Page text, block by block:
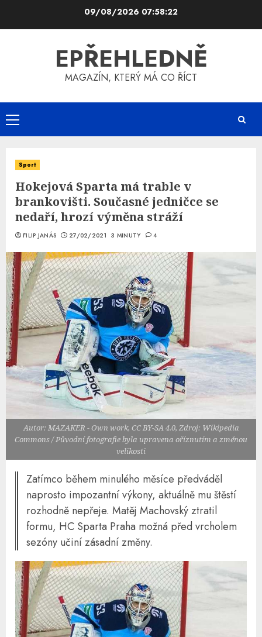
09/08/2026 07:58:23
EPŘEHLEDNĚ
MAGAZÍN, KTERÝ MÁ CO ŘÍCT
Primary
Menu
Sport
Hokejová Sparta má trable v
brankovišti. Současné jedničce se
nedaří, hrozí výměna stráží
FILIP JANÁS 27/02/2021 3 MINUTY 4
Autor: MAZAKER - Own work, CC BY-SA 4.0, Zdroj: Wikipedia
Commons / Původní fotografie byla upravena oříznutím a změnou
velikosti
Zatímco během minulého měsíce předváděl
naprosto impozantní výkony, aktuálně mu štěstí
rozhodně nepřeje. Matěj Machovský ztratil
formu, HC Sparta Praha možná před vrcholem
sezóny učiní zásadní změny.